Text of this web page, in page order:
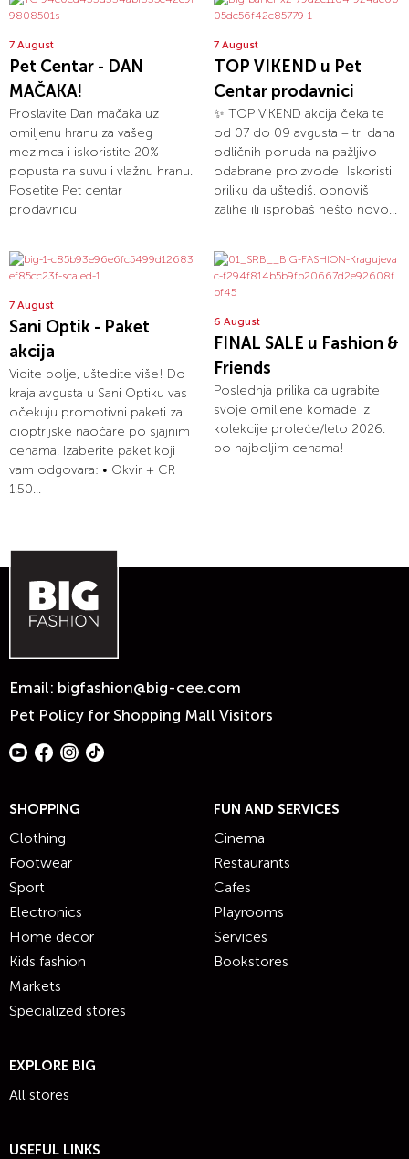
7 August
Pet Centar - DAN
MAČAKA!
Proslavite Dan mačaka uz
omiljenu hranu za vašeg
mezimca i iskoristite 20%
popusta na suvu i vlažnu hranu.
Posetite Pet centar
prodavnicu!
7 August
TOP VIKEND u Pet
Centar prodavnici
✨ TOP VIKEND akcija čeka te
od 07 do 09 avgusta – tri dana
odličnih ponuda na pažljivo
odabrane proizvode! Iskoristi
priliku da uštediš, obnoviš
zalihe ili isprobaš nešto novo...
7 August
Sani Optik - Paket
akcija
Vidite bolje, uštedite više! Do
kraja avgusta u Sani Optiku vas
očekuju promotivni paketi za
dioptrijske naočare po sjajnim
cenama. Izaberite paket koji
vam odgovara: • Okvir + CR
1.50...
6 August
FINAL SALE u Fashion &
Friends
Poslednja prilika da ugrabite
svoje omiljene komade iz
kolekcije proleće/leto 2026.
po najboljim cenama!
Email: bigfashion@big-cee.com
Pet Policy for Shopping Mall Visitors
SHOPPING
Clothing
Footwear
Sport
Electronics
Home decor
Kids fashion
Markets
Specialized stores
FUN AND SERVICES
Cinema
Restaurants
Cafes
Playrooms
Services
Bookstores
EXPLORE BIG
All stores
USEFUL LINKS